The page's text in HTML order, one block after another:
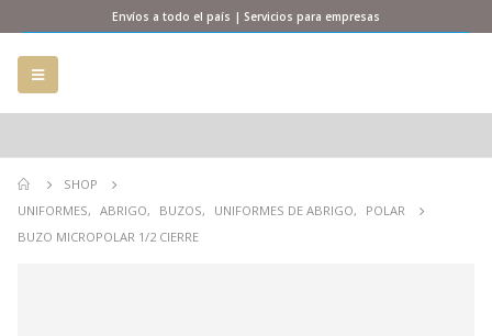
Envíos a todo el país | Servicios para empresas
SHOP
UNIFORMES, ABRIGO, BUZOS, UNIFORMES DE ABRIGO,
POLAR
BUZO MICROPOLAR 1/2 CIERRE